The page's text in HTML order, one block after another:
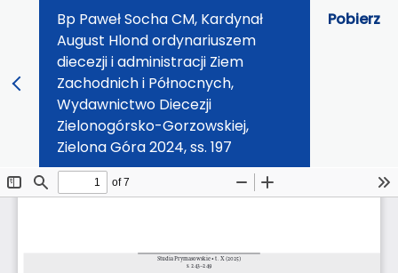
Bp Paweł Socha CM, Kardynał
August Hlond ordynariuszem
diecezji i administracji Ziem
Zachodnich i Północnych,
Wydawnictwo Diecezji
Zielonogórsko-Gorzowskiej,
Zielona Góra 2024, ss. 197
Pobierz